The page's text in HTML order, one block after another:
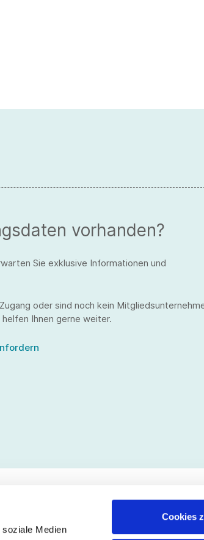
Medien
Cookies
vorhanden?
Sie exklusive Informationen und
oder sind noch kein
Ihnen gerne weiter.
Folgen Sie uns